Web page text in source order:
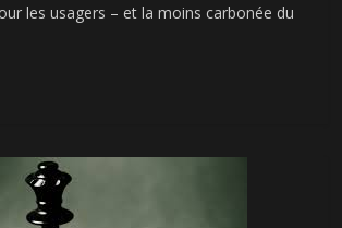
les usagers – et la moins carbonée du